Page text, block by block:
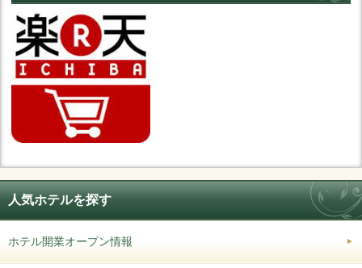
人気ホテルを探す
ホテル開業オープン情報